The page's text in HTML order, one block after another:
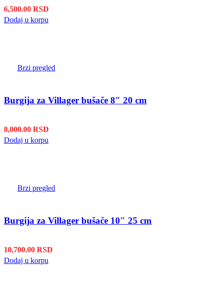
6,500.00 RSD
Dodaj u korpu
Brzi pregled
Burgija za Villager bušače 8″ 20 cm
8,000.00 RSD
Dodaj u korpu
Brzi pregled
Burgija za Villager bušače 10″ 25 cm
10,700.00 RSD
Dodaj u korpu